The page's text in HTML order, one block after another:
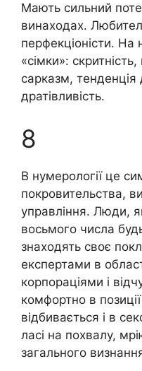
Мають сильний
винаходах.
перфекціоністи. На
«сімки»:
сарказм, тенденція
дратівливість.
8
В нумерології це
покровительства,
управління. Люди,
восьмого числа
знаходять своє
експертами в
корпораціями і
комфортно в
відбивається і в
ласі на похвалу,
загального